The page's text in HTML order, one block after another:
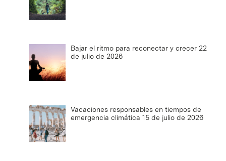
Bajar el ritmo para reconectar y crecer 22
de julio de 2026
Vacaciones responsables en tiempos de
emergencia climática 15 de julio de 2026